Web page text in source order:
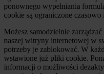
ponownego wypełniania
cookie są ograniczone
Możesz samodzielnie
naszej witryny internetowej w
potrzeby je zablokować. W
wstawione już pliki cookie.
informacji o możliwości